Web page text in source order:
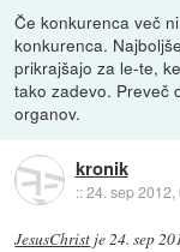
Če konkurenca več
konkurenca.
prikrajšajo za le-te,
tako zadevo. Preveč
organov.
kronik
::24. sep 2012,
JesusChrist je24. sep